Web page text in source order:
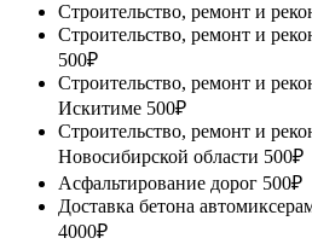
Строительство, ремонт и
Строительство, ремонт и
500₽
Строительство, ремонт и
Искитиме 500₽
Строительство, ремонт и
Новосибирской области 500₽
Асфальтирование дорог 500₽
Доставка бетона
4000₽